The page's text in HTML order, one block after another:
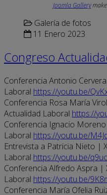
Joomla Gallery
Galería de fotos
11 Enero 2023
Congreso
Conferencia Antonio
Laboral https://youtu.be/
Conferencia Rosa María
Actualidad Laboral https://
Conferencia Ignacio
Laboral https://youtu.be/
Entrevista a Patricia Nieto |
Laboral https://youtu.be/
Conferencia Alfredo Aspra |
Laboral https://youtu.be/
Conferencia María Ofelia